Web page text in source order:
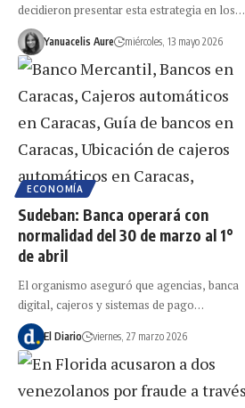
decidieron presentar esta estrategia en los…
Yanuacelis Aure miércoles, 13 mayo 2026
ECONOMÍA
Sudeban: Banca operará con
normalidad del 30 de marzo al 1°
de abril
El organismo aseguró que agencias, banca
digital, cajeros y sistemas de pago…
El Diario viernes, 27 marzo 2026